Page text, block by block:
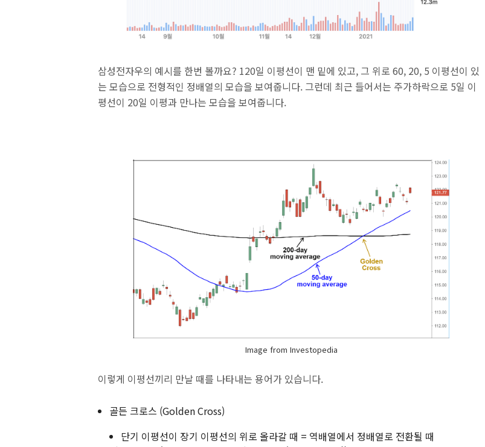
삼성전자우의 예시를 한번 볼까요? 120일 이평선이 맨 밑에 있고, 그 위로 60, 20, 5 이평선이 있
는 모습으로 전형적인 정배열의 모습을 보여줍니다. 그런데 최근 들어서는 주가하락으로 5일 이
평선이 20일 이평과 만나는 모습을 보여줍니다.
Image from Investopedia
이렇게 이평선끼리 만날 때를 나타내는 용어가 있습니다.
골든 크로스 (Golden Cross)
단기 이평선이 장기 이평선의 위로 올라갈 때 = 역배열에서 정배열로 전환될 때